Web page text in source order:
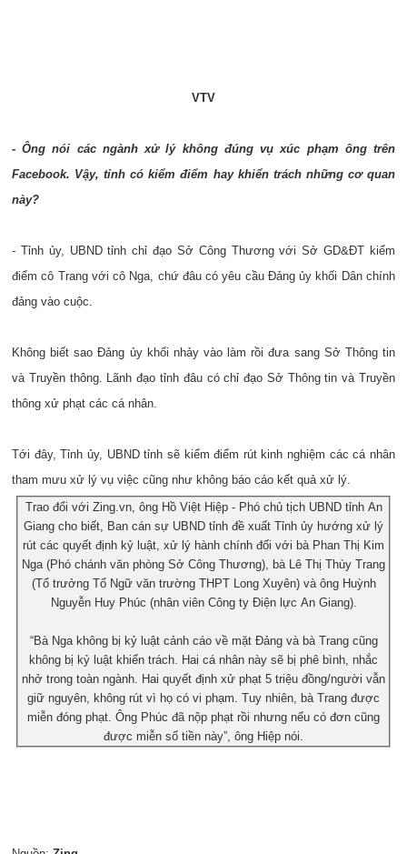
VTV
- Ông nói các ngành xử lý không đúng vụ xúc phạm ông trên
Facebook. Vậy, tỉnh có kiểm điểm hay khiển trách những cơ quan
này?
- Tỉnh ủy, UBND tỉnh chỉ đạo Sở Công Thương với Sở GD&ĐT kiểm
điểm cô Trang với cô Nga, chứ đâu có yêu cầu Đảng ủy khối Dân chính
đảng vào cuộc.
Không biết sao Đảng ủy khối nhảy vào làm rồi đưa sang Sở Thông tin
và Truyền thông. Lãnh đạo tỉnh đâu có chỉ đạo Sở Thông tin và Truyền
thông xử phạt các cá nhân.
Tới đây, Tỉnh ủy, UBND tỉnh sẽ kiểm điểm rút kinh nghiệm các cá nhân
tham mưu xử lý vụ việc cũng như không báo cáo kết quả xử lý.
Trao đổi với Zing.vn, ông Hồ Việt Hiệp - Phó chủ tịch UBND tỉnh An
Giang cho biết, Ban cán sự UBND tỉnh đề xuất Tỉnh ủy hướng xử lý
rút các quyết định kỷ luật, xử lý hành chính đối với bà Phan Thị Kim
Nga (Phó chánh văn phòng Sở Công Thương), bà Lê Thị Thùy Trang
(Tổ trưởng Tổ Ngữ văn trường THPT Long Xuyên) và ông Huỳnh
Nguyễn Huy Phúc (nhân viên Công ty Điện lực An Giang).
“Bà Nga không bị kỷ luật cảnh cáo về mặt Đảng và bà Trang cũng
không bị kỷ luật khiển trách. Hai cá nhân này sẽ bị phê bình, nhắc
nhở trong toàn ngành. Hai quyết định xử phạt 5 triệu đồng/người vẫn
giữ nguyên, không rút vì họ có vi phạm. Tuy nhiên, bà Trang được
miễn đóng phạt. Ông Phúc đã nộp phạt rồi nhưng nếu có đơn cũng
được miễn số tiền này”, ông Hiệp nói.